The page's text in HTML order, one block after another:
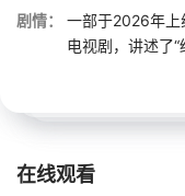
剧情：
一部于2026年
电视剧，讲述了“
在线观看